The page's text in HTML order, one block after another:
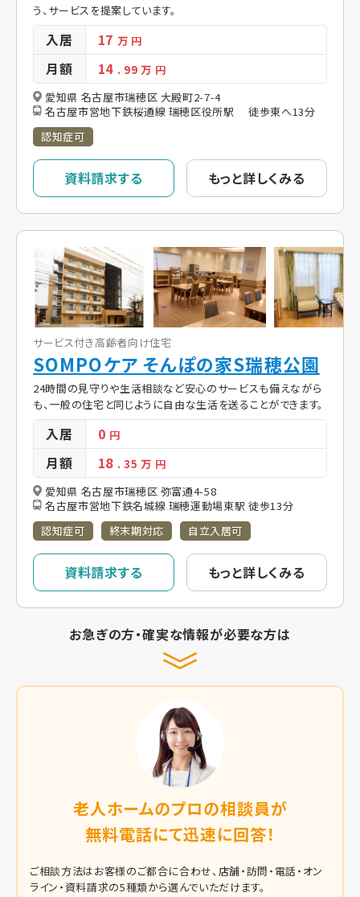
う、サービスを提案しています。
入居 17万 円
月額 14 . 99万 円
愛知県 名古屋市瑞穂区 大殿町2-7-4
名古屋市営地下鉄桜通線 瑞穂区役所駅 徒歩東へ13分
認知症可
資料請求する もっと詳しくみる
サービス付き高齢者向け住宅
SOMPOケア そんぽの家S瑞穂公園
24時間の見守りや生活相談など安心のサービスも備えながら
も、一般の住宅と同じように自由な生活を送ることができます。
入居 0 円
月額 18 . 35万 円
愛知県 名古屋市瑞穂区 弥富通4-58
名古屋市営地下鉄名城線 瑞穂運動場東駅 徒歩13分
認知症可
終末期対応 自立入居可
資料請求する もっと詳しくみる
お急ぎの方・確実な情報が必要な方は
老人ホームのプロの相談員が
無料電話にて迅速に回答！
ご相談方法はお客様のご都合に合わせ、店舗・訪問・電話・オン
ライン・資料請求の5種類から選んでいただけます。